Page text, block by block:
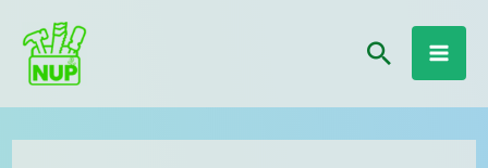
לתוכן
חיפוש